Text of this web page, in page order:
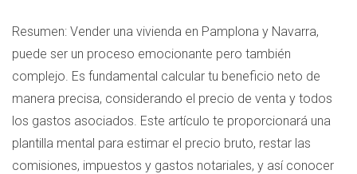
Resumen: Vender una vivienda en Pamplona y Navarra,
puede ser un proceso emocionante pero también
complejo. Es fundamental calcular tu beneficio neto de
manera precisa, considerando el precio de venta y todos
los gastos asociados. Este artículo te proporcionará una
plantilla mental para estimar el precio bruto, restar las
comisiones, impuestos y gastos notariales, y así conocer